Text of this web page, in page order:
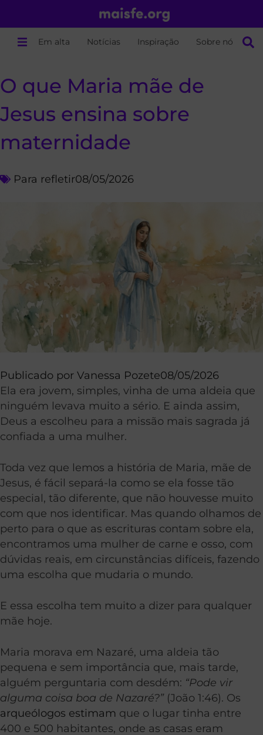
Em alta Notícias Inspiração Sobre nós
O que Maria mãe de
Jesus ensina sobre
maternidade
Para refletir08/05/2026
Publicado por Vanessa Pozete08/05/2026
Ela era jovem, simples, vinha de uma aldeia que
ninguém levava muito a sério. E ainda assim,
Deus a escolheu para a missão mais sagrada já
confiada a uma mulher.
Toda vez que lemos a história de Maria, mãe de
Jesus, é fácil separá-la como se ela fosse tão
especial, tão diferente, que não houvesse muito
com que nos identificar. Mas quando olhamos de
perto para o que as escrituras contam sobre ela,
encontramos uma mulher de carne e osso, com
dúvidas reais, em circunstâncias difíceis, fazendo
uma escolha que mudaria o mundo.
E essa escolha tem muito a dizer para qualquer
mãe hoje.
Maria morava em Nazaré, uma aldeia tão
pequena e sem importância que, mais tarde,
alguém perguntaria com desdém: “Pode vir
alguma coisa boa de Nazaré?”(João 1:46). Os
arqueólogos estimam que o lugar tinha entre
400 e 500 habitantes, onde as casas eram